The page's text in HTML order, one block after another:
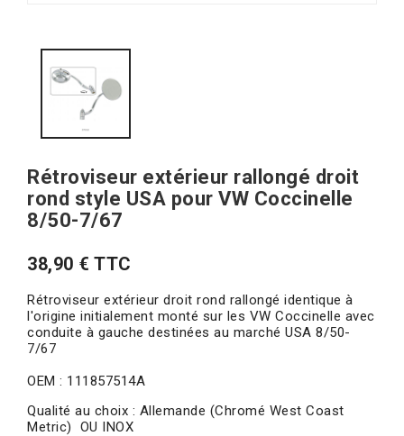
Rétroviseur extérieur rallongé droit
rond style USA pour VW Coccinelle
8/50-7/67
38,90 € TTC
Rétroviseur extérieur droit rond rallongé identique à
l'origine initialement monté sur les VW Coccinelle avec
conduite à gauche destinées au marché USA 8/50-
7/67
OEM : 111857514A
Qualité au choix : Allemande (Chromé West Coast
Metric) OU INOX